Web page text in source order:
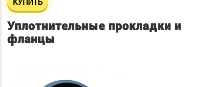
Уплотнительные прокладки и
фланцы